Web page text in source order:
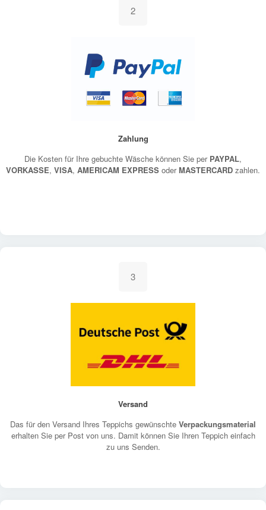
2
Zahlung
Die Kosten für Ihre gebuchte Wäsche können Sie per PAYPAL,
VORKASSE, VISA, AMERICAM EXPRESS oderMASTERCARD zahlen.
3
Versand
Das für den Versand Ihres Teppichs gewünschte Verpackungsmaterial
erhalten Sie per Post von uns. Damit können Sie Ihren Teppich einfach
zu uns Senden.